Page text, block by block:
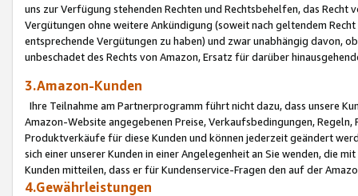
uns zur Verfügung stehenden Rechten und Rechtsbehelfen, das
Vergütungen ohne weitere Ankündigung (soweit nach geltendem
entsprechende Vergütungen zu haben) und zwar unabhängig davon,
unbeschadet des Rechts von Amazon, Ersatz für darüber
3.Amazon-Kunden
Ihre Teilnahme am Partnerprogramm führt nicht dazu, dass unsere
Amazon-Website angegebenen Preise, Verkaufsbedingungen,
Produktverkäufe für diese Kunden und können jederzeit geändert
sich einer unserer Kunden in einer Angelegenheit an Sie wenden, die
Kunden mitteilen, dass er für Kundenservice-Fragen den auf der
4.Gewährleistungen